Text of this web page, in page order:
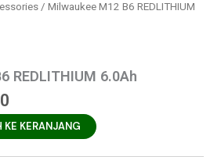
/ Milwaukee M12 B6 REDLITHIUM
REDLITHIUM 6.0Ah
KE KERANJANG